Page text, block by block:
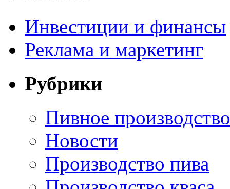
Инвестиции и финансы
Реклама и маркетинг
Рубрики
Пивное производство
Новости
Производство пива